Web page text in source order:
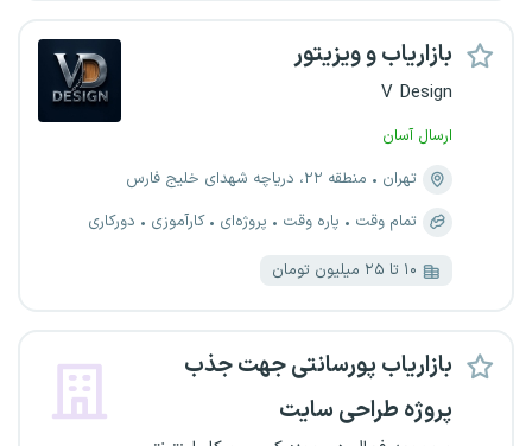
بازاریاب و ویزیتور
V Design
ارسال آسان
تهران
منطقه ۲۲، دریاچه شهدای خلیج فارس
تمام وقت
پاره وقت پروژه‌ای کارآموزی دورکاری
۱۰ تا ۲۵ میلیون تومان
بازاریاب پورسانتی جهت جذب
پروژه طراحی سایت